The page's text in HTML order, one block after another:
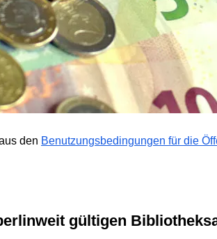
den Benutzungsbedingungen für die
gültigen